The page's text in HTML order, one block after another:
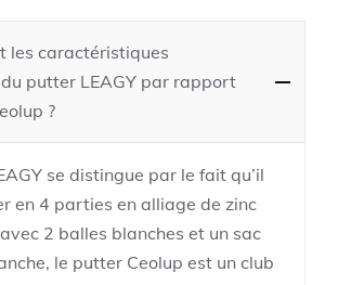
les caractéristiques
putter LEAGY par rapport
?
se distingue par le fait qu’il
en 4 parties en alliage de zinc
2 balles blanches et un sac
le putter Ceolup est un club